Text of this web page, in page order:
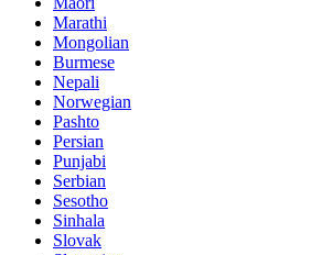
Marathi
Mongolian
Burmese
Nepali
Norwegian
Pashto
Persian
Punjabi
Serbian
Sesotho
Sinhala
Slovak